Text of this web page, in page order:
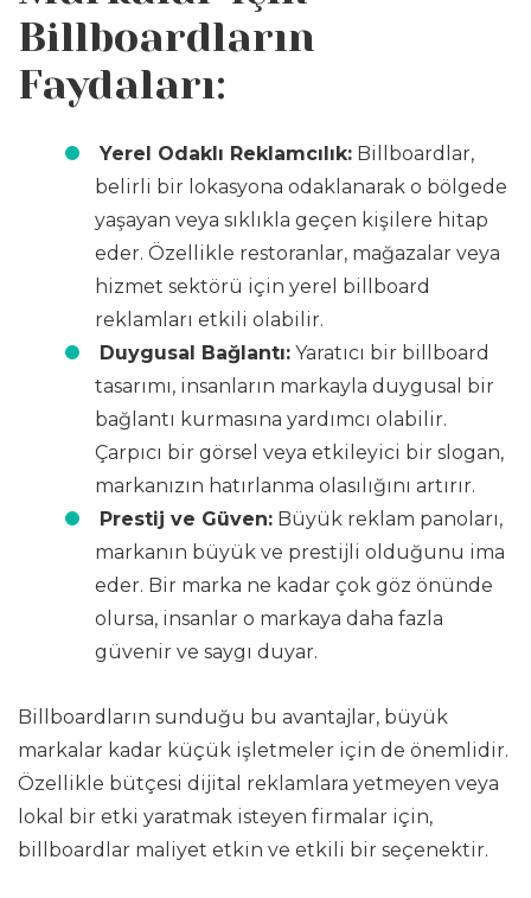
Billboardların
Faydaları:
Yerel Odaklı Reklamcılık: Billboardlar,
belirli bir lokasyona odaklanarak o bölgede
yaşayan veya sıklıkla geçen kişilere hitap
eder. Özellikle restoranlar, mağazalar veya
hizmet sektörü için yerel billboard
reklamları etkili olabilir.
Duygusal Bağlantı: Yaratıcı bir billboard
tasarımı, insanların markayla duygusal bir
bağlantı kurmasına yardımcı olabilir.
Çarpıcı bir görsel veya etkileyici bir slogan,
markanızın hatırlanma olasılığını artırır.
Prestij ve Güven: Büyük reklam panoları,
markanın büyük ve prestijli olduğunu ima
eder. Bir marka ne kadar çok göz önünde
olursa, insanlar o markaya daha fazla
güvenir ve saygı duyar.
Billboardların sunduğu bu avantajlar, büyük
markalar kadar küçük işletmeler için de önemlidir.
Özellikle bütçesi dijital reklamlara yetmeyen veya
lokal bir etki yaratmak isteyen firmalar için,
billboardlar maliyet etkin ve etkili bir seçenektir.